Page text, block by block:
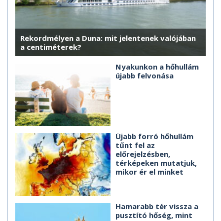
Rekordmélyen a Duna: mit jelentenek valójában
a centiméterek?
Nyakunkon a hőhullám
újabb felvonása
Újabb forró hőhullám
tűnt fel az
előrejelzésben,
térképeken mutatjuk,
mikor ér el minket
Hamarabb tér vissza a
pusztító hőség, mint